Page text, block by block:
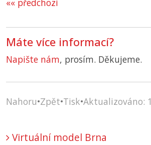
«« předchozí
Máte více informací?
Napište nám, prosím. Děkujeme.
Nahoru•Zpět•Tisk•Aktualizováno:
Virtuální model Brna